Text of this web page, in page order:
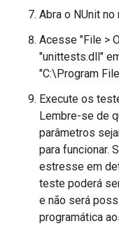
Abra o NUnit no
Acesse "File >
"unittests.dll"
"C:\Program
Execute os
Lembre-se de
parâmetros
para funcionar.
estresse em
teste poderá
e não será
programática